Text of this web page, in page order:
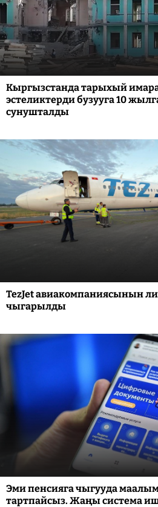
Кыргызстанда тарыхый
эстеликтерди бузууга 10
сунушталды
TezJet авиакомпаниясынын
чыгарылды
Эми пенсияга чыгууда
тартпайсыз. Жаңы система